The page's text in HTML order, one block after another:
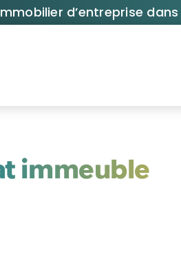
d’entreprise
immeuble